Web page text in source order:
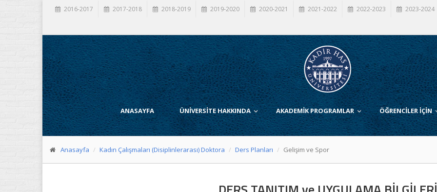
2016-2017 2017-2018 2018-2019 2019-2020 2020-2021 2021-2022 2022-2023 2023-2024
ANASAYFA ÜNİVERSİTE HAKKINDA AKADEMİK PROGRAMLAR ÖĞRENCİLER İÇİN
Anasayfa Kadın Çalışmaları (Disiplinlerarası) Doktora Ders Planları Gelişim ve Spor